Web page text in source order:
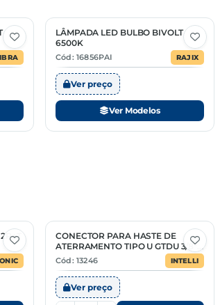
3 Opções
LÂMPADA LED BULBO BIVOLT
6500K
Cód: 16856PAI RAJIX
Ver preço
Ver Modelos
CONECTOR PARA HASTE DE
ATERRAMENTO TIPO U GTDU 3/8"-
IPS-4-2/0
Cód: 13246 INTELLI
Ver preço